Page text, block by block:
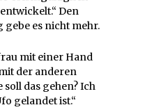
Den
es nicht mehr.
mit einer Hand
der anderen
das gehen? Ich
gelandet ist.“